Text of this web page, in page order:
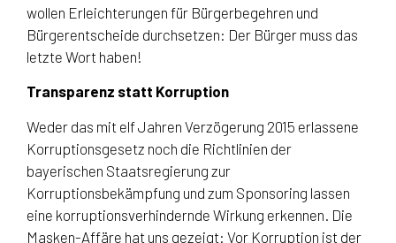
wollen Erleichterungen für Bürgerbegehren und
Bürgerentscheide durchsetzen: Der Bürger muss das
letzte Wort haben!
Transparenz statt Korruption
Weder das mit elf Jahren Verzögerung 2015 erlassene
Korruptionsgesetz noch die Richtlinien der
bayerischen Staatsregierung zur
Korruptionsbekämpfung und zum Sponsoring lassen
eine korruptionsverhindernde Wirkung erkennen. Die
Masken-Affäre hat uns gezeigt: Vor Korruption ist der